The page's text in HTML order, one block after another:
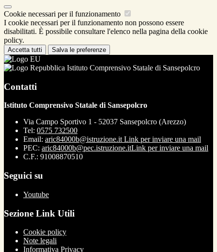
Cookie necessari per il funzionamento
I cookie necessari per il funzionamento non possono essere
disabilitati. È possibile consultare l'elenco nella pagina della cookie
policy.
Accetta tutti Salva le preferenze
Istituto Comprensivo Statale di Sansepolcro
Contatti
Istituto Comprensivo Statale di Sansepolcro
Via Campo Sportivo 1 - 52037 Sansepolcro (Arezzo)
Tel: 0575 732500
Email: aric84000b@istruzione.it Link per inviare una mail
PEC: aric84000b@pec.istruzione.itLink per inviare una mail
C.F.: 91008870510
Seguici su
Youtube
Sezione Link Utili
Cookie policy
Note legali
Informativa Privacy